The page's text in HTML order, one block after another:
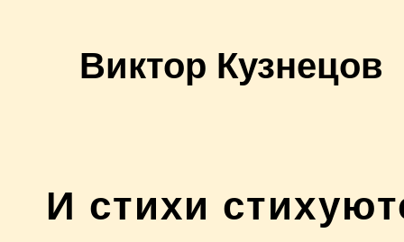
Виктор Кузнецов
И стихи